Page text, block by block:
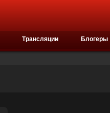
Трансляции Блогеры